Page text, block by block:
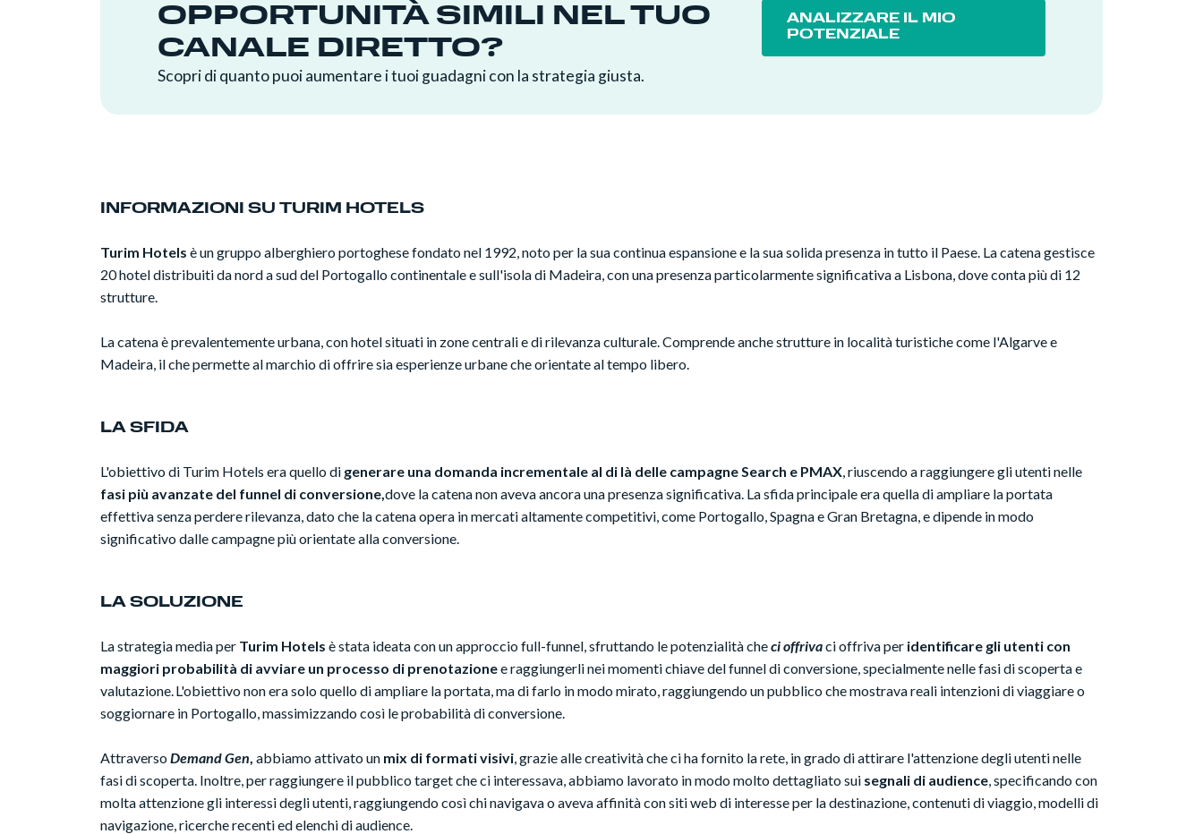
OPPORTUNITÀ SIMILI NEL TUO
CANALE DIRETTO?
Scopri di quanto puoi aumentare i tuoi guadagni con la strategia giusta.
ANALIZZARE IL MIO
POTENZIALE
INFORMAZIONI SU TURIM HOTELS
Turim Hotels è un gruppo alberghiero portoghese fondato nel 1992, noto per la sua continua espansione e la sua solida presenza in tutto il Paese. La catena gestisce
20 hotel distribuiti da nord a sud del Portogallo continentale e sull'isola di Madeira, con una presenza particolarmente significativa a Lisbona, dove conta più di 12
strutture.
La catena è prevalentemente urbana, con hotel situati in zone centrali e di rilevanza culturale. Comprende anche strutture in località turistiche come l'Algarve e
Madeira, il che permette al marchio di offrire sia esperienze urbane che orientate al tempo libero.
LA SFIDA
L'obiettivo di Turim Hotels era quello di generare una domanda incrementale al di là delle campagne Search e PMAX, riuscendo a raggiungere gli utenti nelle
fasi più avanzate del funnel di conversione,dove la catena non aveva ancora una presenza significativa. La sfida principale era quella di ampliare la portata
effettiva senza perdere rilevanza, dato che la catena opera in mercati altamente competitivi, come Portogallo, Spagna e Gran Bretagna, e dipende in modo
significativo dalle campagne più orientate alla conversione.
LA SOLUZIONE
La strategia media per Turim Hotels è stata ideata con un approccio full-funnel, sfruttando le potenzialità checi offrivaci offriva per identificare gli utenti con
maggiori probabilità di avviare un processo di prenotazionee raggiungerli nei momenti chiave del funnel di conversione, specialmente nelle fasi di scoperta e
valutazione. L'obiettivo non era solo quello di ampliare la portata, ma di farlo in modo mirato, raggiungendo un pubblico che mostrava reali intenzioni di viaggiare o
soggiornare in Portogallo, massimizzando così le probabilità di conversione.
AttraversoDemand Gen, abbiamo attivato un mix di formati visivi, grazie alle creatività che ci ha fornito la rete, in grado di attirare l'attenzione degli utenti nelle
fasi di scoperta. Inoltre, per raggiungere il pubblico target che ci interessava, abbiamo lavorato in modo molto dettagliato sui segnali di audience, specificando con
molta attenzione gli interessi degli utenti, raggiungendo così chi navigava o aveva affinità con siti web di interesse per la destinazione, contenuti di viaggio, modelli di
navigazione, ricerche recenti ed elenchi di audience.